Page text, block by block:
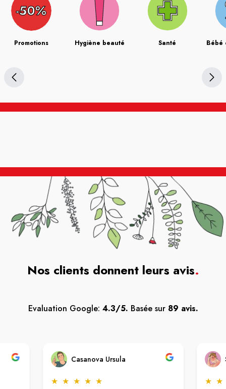
Promotions Hygiène beauté Santé Bébé
Nos clients donnent leurs avis.
Evaluation Google: 4.3/5. Basée sur 89 avis.
Casanova Ursula
★ ★ ★ ★ ★ ★ ★